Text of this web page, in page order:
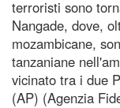
terroristi sono
Nangade, dove,
mozambicane,
tanzaniane
vicinato tra i due
(AP) (Agenzia